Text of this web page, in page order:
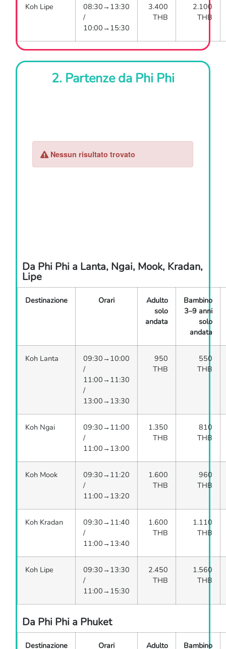
Koh Lipe
08:30→13:30
/
10:00→15:30
3.400
THB
2.100
THB
2. Partenze da Phi Phi
Da Phi Phi a Lanta, Ngai, Mook, Kradan,
Lipe
Destinazione Orari
Adulto
solo
andata
Bambino
3–9 anni
solo
andata
Koh Lanta
09:30→10:00
/
11:00→11:30
/
13:00→13:30
950
THB
550
THB
Koh Ngai
09:30→11:00
/
11:00→13:00
1.350
THB
810
THB
Koh Mook
09:30→11:20
/
11:00→13:20
1.600
THB
960
THB
Koh Kradan
09:30→11:40
/
11:00→13:40
1.600
THB
1.110
THB
Koh Lipe
09:30→13:30
/
11:00→15:30
2.450
THB
1.560
THB
Da Phi Phi a Phuket
Destinazione Orari Adulto Bambino